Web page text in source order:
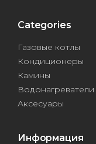
Categories
Газовые котлы
Кондиционеры
Камины
Водонагреватели
Аксесуары
Информация